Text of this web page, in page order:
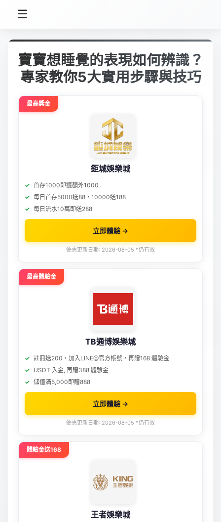
☰
寶寶想睡覺的表現如何辨識？
專家教你5大實用步驟與技巧
最高獎金
鉅城娛樂城
首存1000即獲額外1000
每日首存5000送88，10000送188
每日流水10萬即送288
立即體驗 →
優惠更新日期: 2026-08-05 *仍有效
最高體驗金
TB通博娛樂城
註冊送200，加入LINE@官方帳號，再贈168 體驗金
USDT 入金, 再贈388 體驗金
儲值滿5,000即贈888
立即體驗 →
優惠更新日期: 2026-08-05 *仍有效
體驗金送168
王者娛樂城